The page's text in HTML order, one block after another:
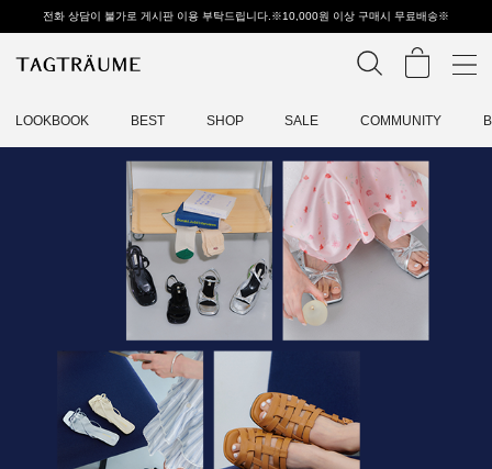
전화 상담이 불가로 게시판 이용 부탁드립니다.※10,000원 이상 구매시 무료배송※
LOOKBOOK BEST SHOP SALE COMMUNITY